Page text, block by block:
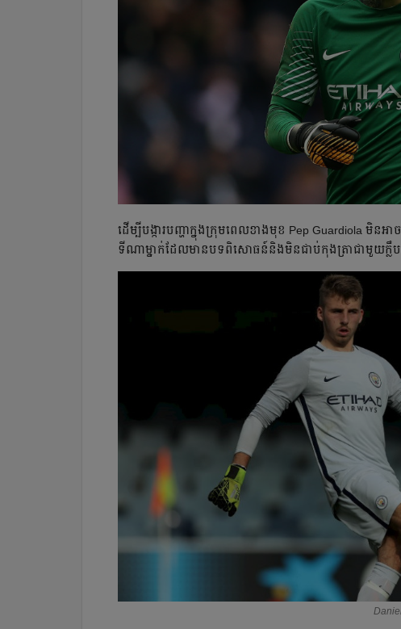
ដើម្បី​បង្ការ​បញ្ហា​ក្នុង​ក្រុម​ពេល​ខាង​មុខ Pep Guardiola មិន​
ទី​ណា​ម្នាក់​​​ដែល​​មាន​បទពិសោធន៍​និង​មិន​ជាប់​កុងត្រា​ជាមួយ​ក្លឹប​